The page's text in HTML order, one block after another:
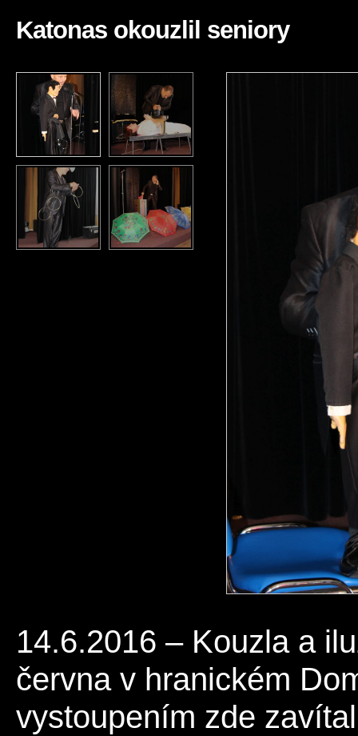
Katonas okouzlil seniory
14.6.2016 – Kouzla a
června v hranickém
vystoupením zde